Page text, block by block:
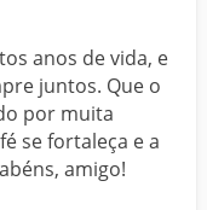
anos de vida, e
juntos. Que o
por muita
se fortaleça e a
amigo!